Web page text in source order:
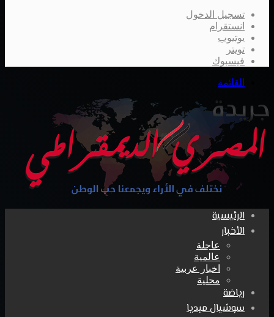
تسجيل الدخول
انستقرام
يوتيوب
تويتر
فيسبوك
القائمة
الرئيسية
الأخبار
عاجلة
عالمية
اخبار عربية
محلية
رياضة
سوشيال ميديا